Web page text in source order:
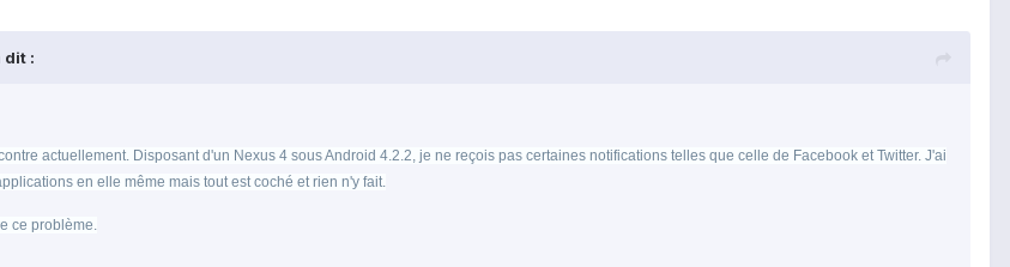
dit :
actuellement. Disposant d'un Nexus 4 sous Android 4.2.2, je ne reçois pas certaines notifications telles que celle de Facebook et Twitter. J'ai
en elle même mais tout est coché et rien n'y fait.
ce problème.